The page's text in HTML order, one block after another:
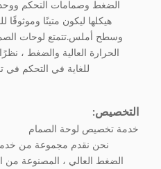
الضغط وصمامات التحكم
هيكلها ليكون متينًا
وسطح أملس.تتمتع لوحات
الحرارة العالية والضغط ،
للغاية في التحكم في
التخصيص:
خدمة تخصيص لوحة الصمام
نحن نقدم مجموعة من
الضغط العالي ، المصنوعة من